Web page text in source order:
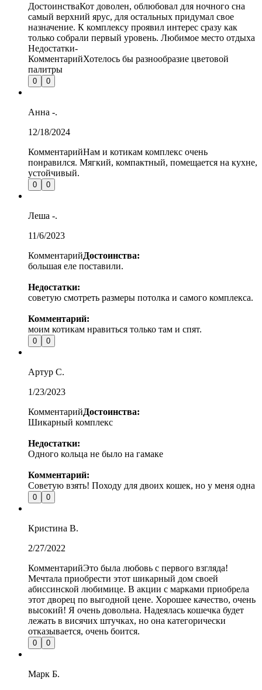
ДостоинстваКот доволен, облюбовал для ночного сна
самый верхний ярус, для остальных придумал свое
назначение. К комплексу проявил интерес сразу как
только собрали первый уровень. Любимое место отдыха
Недостатки-
КомментарийХотелось бы разнообразие цветовой
палитры
0 0
Анна -.
12/18/2024
КомментарийНам и котикам комплекс очень
понравился. Мягкий, компактный, помещается на кухне,
устойчивый.
0 0
Леша -.
11/6/2023
КомментарийДостоинства:
большая еле поставили.
Недостатки:
советую смотреть размеры потолка и самого комплекса.
Комментарий:
моим котикам нравиться только там и спят.
0 0
Артур С.
1/23/2023
КомментарийДостоинства:
Шикарный комплекс
Недостатки:
Одного кольца не было на гамаке
Комментарий:
Советую взять! Походу для двоих кошек, но у меня одна
0 0
Кристина В.
2/27/2022
КомментарийЭто была любовь с первого взгляда!
Мечтала приобрести этот шикарный дом своей
абиссинской любимице. В акции с марками приобрела
этот дворец по выгодной цене. Хорошее качество, очень
высокий! Я очень довольна. Надеялась кошечка будет
лежать в висячих штучках, но она категорически
отказывается, очень боится.
0 0
Марк Б.